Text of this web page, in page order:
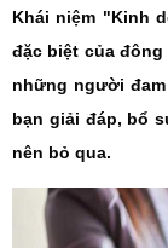
Khái niệm "Kinh
đặc biệt của
những người
bạn giải đáp, bổ
nên bỏ qua.